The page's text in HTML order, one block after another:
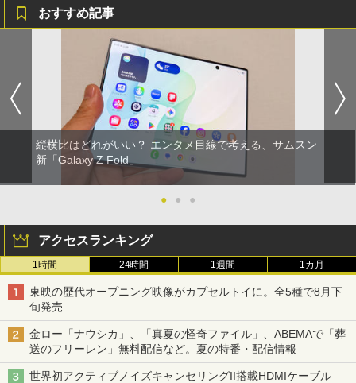
おすすめ記事
縦横比はどれがいい？ エンタメ目線で考える、サムスン
新「Galaxy Z Fold」
● ● ●
アクセスランキング
1時間 24時間 1週間 1カ月
東映の歴代オープニング映像がカプセルトイに。全5種で8月下
旬発売
金ロー「ナウシカ」、「真夏の怪奇ファイル」、ABEMAで「葬
送のフリーレン」無料配信など。夏の特番・配信情報
世界初アクティブノイズキャンセリングII搭載HDMIケーブル